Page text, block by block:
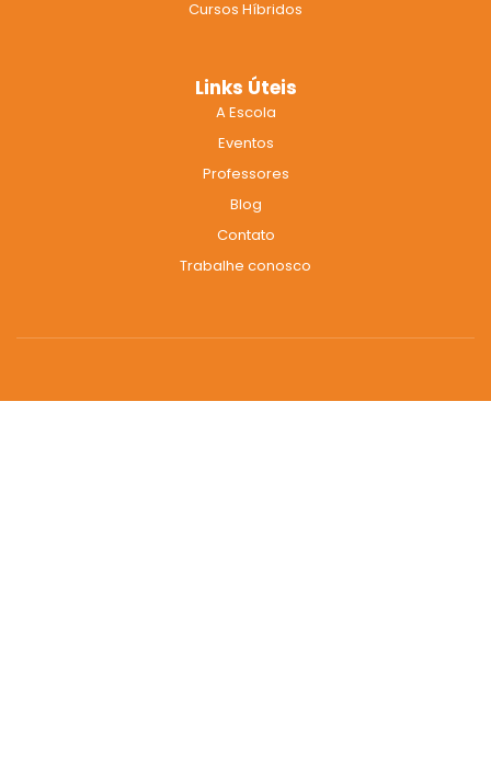
Cursos Híbridos
Links Úteis
A Escola
Eventos
Professores
Blog
Contato
Trabalhe conosco